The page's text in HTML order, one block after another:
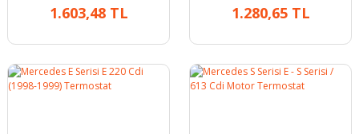
1.603,48 TL 1.280,65 TL